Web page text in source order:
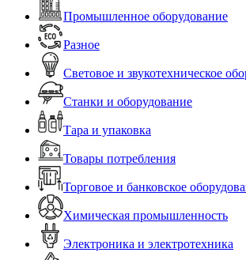
Промышленное оборудование
Разное
Световое и звукотехническое
Станки и оборудование
Тара и упаковка
Товары потребления
Торговое и банковское
Химическая промышленность
Электроника и электротехника